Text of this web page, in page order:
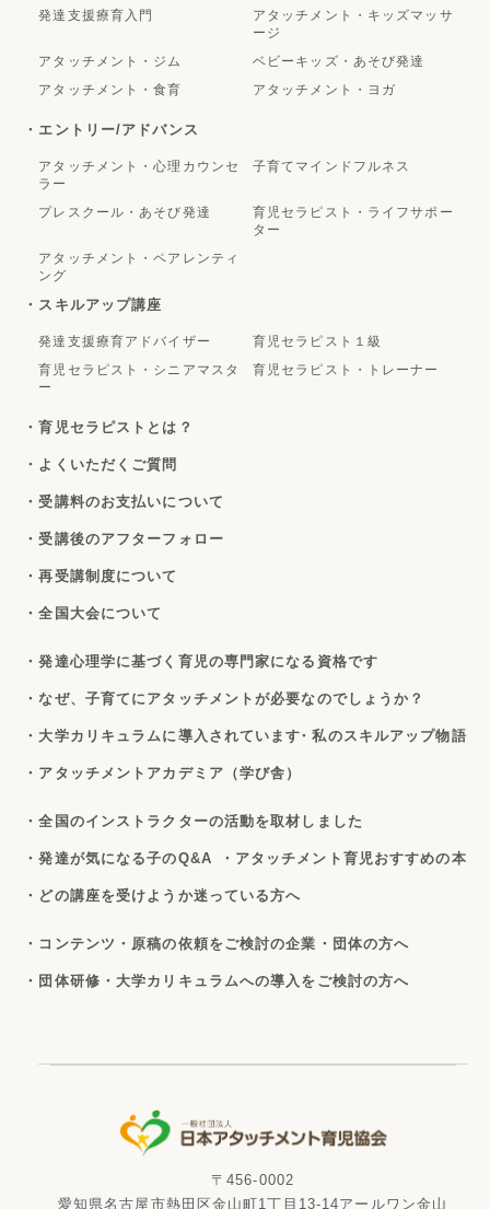
発達支援療育入門
アタッチメント・キッズマッサ
ージ
アタッチメント・ジム
ベビーキッズ・あそび発達
アタッチメント・食育
アタッチメント・ヨガ
・エントリー/アドバンス
アタッチメント・心理カウンセ
ラー
子育てマインドフルネス
プレスクール・あそび発達
育児セラピスト・ライフサポー
ター
アタッチメント・ペアレンティ
ング
・スキルアップ講座
発達支援療育アドバイザー
育児セラピスト１級
育児セラピスト・シニアマスタ
ー
育児セラピスト・トレーナー
・育児セラピストとは？
・よくいただくご質問
・受講料のお支払いについて
・受講後のアフターフォロー
・再受講制度について
・全国大会について
・発達心理学に基づく育児の専門家になる資格です
・なぜ、子育てにアタッチメントが必要なのでしょうか？
・大学カリキュラムに導入されています・私のスキルアップ物語
・アタッチメントアカデミア（学び舎）
・全国のインストラクターの活動を取材しました
・発達が気になる子のQ&A ・アタッチメント育児おすすめの本
・どの講座を受けようか迷っている方へ
・コンテンツ・原稿の依頼をご検討の企業・団体の方へ
・団体研修・大学カリキュラムへの導入をご検討の方へ
〒456-0002
愛知県名古屋市熱田区金山町1丁目13-14アールワン金山